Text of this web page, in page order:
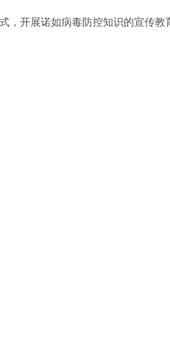
，开展诺如病毒防控知识的宣传教